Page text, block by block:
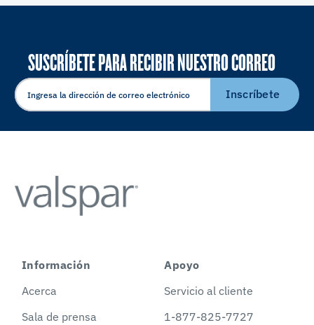
SUSCRÍBETE PARA RECIBIR NUESTRO CORREO
ELECTRÓNICO
Inscríbete
Información
Acerca
Sala de prensa
Apoyo
Servicio al cliente
1-877-825-7727